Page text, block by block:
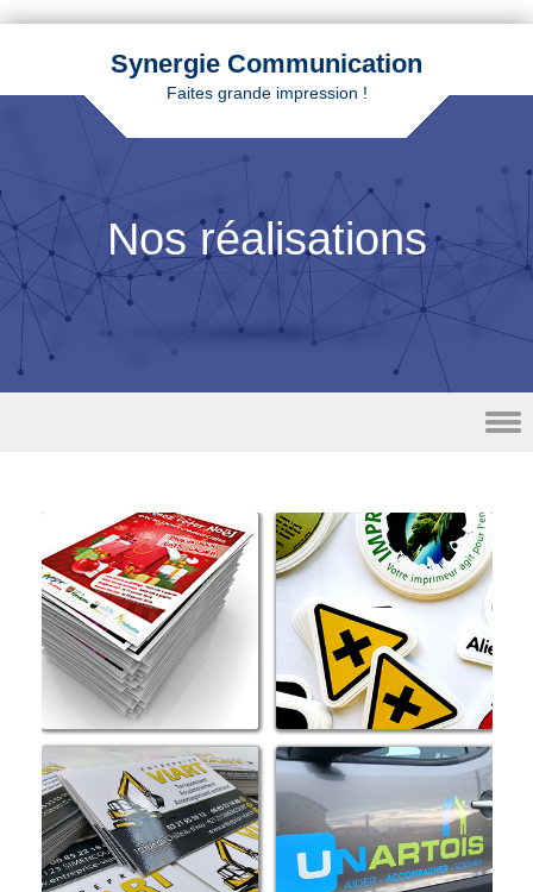
Synergie Communication
Faites grande impression !
Nos réalisations